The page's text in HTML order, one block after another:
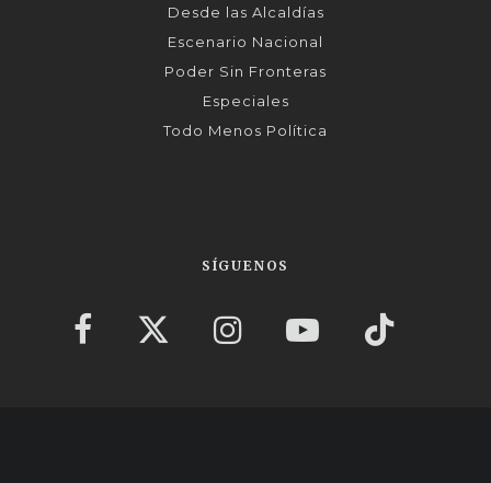
Desde las Alcaldías
Escenario Nacional
Poder Sin Fronteras
Especiales
Todo Menos Política
SÍGUENOS